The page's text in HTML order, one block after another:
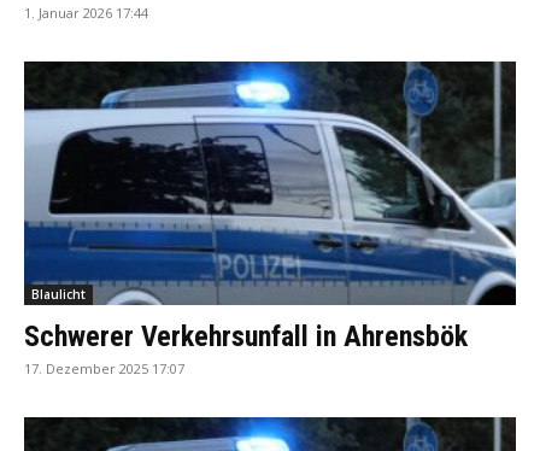
1. Januar 2026 17:44
Blaulicht
Schwerer Verkehrsunfall in Ahrensbök
17. Dezember 2025 17:07